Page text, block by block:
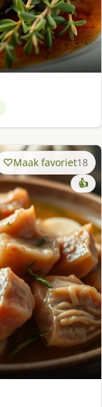
Maak favoriet18
👍